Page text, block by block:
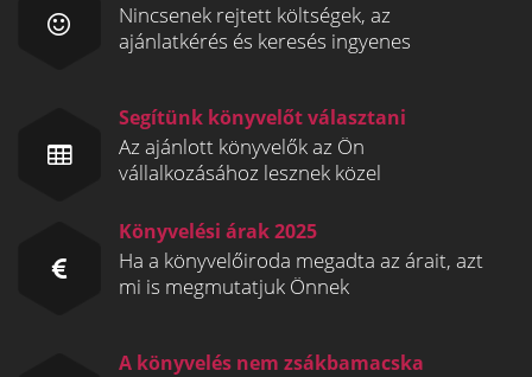
Nincsenek rejtett költségek, az
ajánlatkérés és keresés ingyenes
Segítünk könyvelőt választani
Az ajánlott könyvelők az Ön
vállalkozásához lesznek közel
Könyvelési árak 2025
Ha a könyvelőiroda megadta az árait, azt
mi is megmutatjuk Önnek
A könyvelés nem zsákbamacska